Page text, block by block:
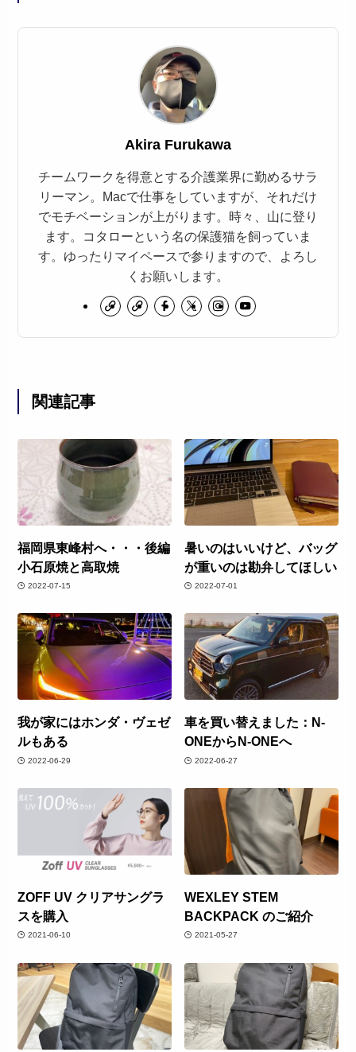
Akira Furukawa
チームワークを得意とする介護業界に勤めるサラ
リーマン。Macで仕事をしていますが、それだけ
でモチベーションが上がります。時々、山に登り
ます。コタローという名の保護猫を飼っていま
す。ゆったりマイペースで参りますので、よろし
くお願いします。
関連記事
福岡県東峰村へ・・・後編
小石原焼と高取焼
2022-07-15
暑いのはいいけど、バッグ
が重いのは勘弁してほしい
2022-07-01
我が家にはホンダ・ヴェゼ
ルもある
2022-06-29
車を買い替えました：N-
ONEからN-ONEへ
2022-06-27
ZOFF UV クリアサングラ
スを購入
2021-06-10
WEXLEY STEM
BACKPACK のご紹介
2021-05-27